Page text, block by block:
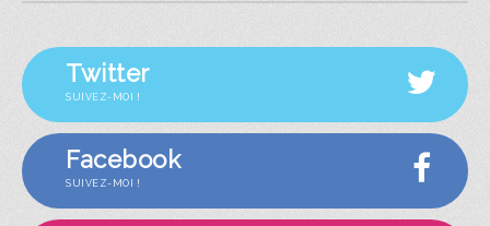
Twitter
SUIVEZ-MOI !
Facebook
SUIVEZ-MOI !